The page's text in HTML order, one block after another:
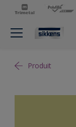
Produit